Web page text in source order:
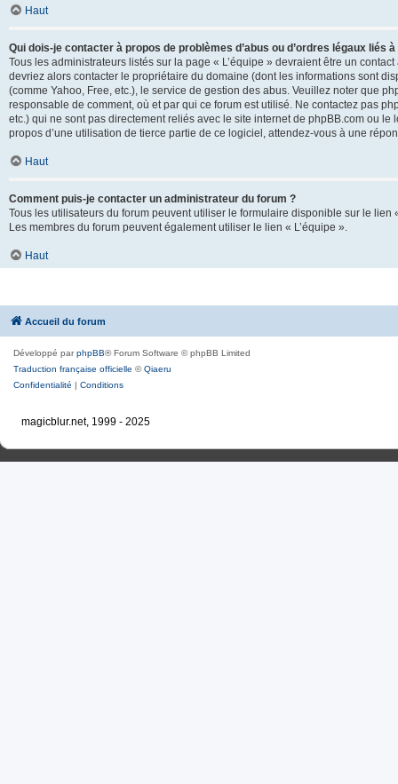
Haut
Qui dois-je contacter à propos de problèmes d’abus ou d’ordres légaux liés
Tous les administrateurs listés sur la page « L’équipe » devraient être un
devriez alors contacter le propriétaire du domaine (dont les informations sont
(comme Yahoo, Free, etc.), le service de gestion des abus. Veuillez noter que
responsable de comment, où et par qui ce forum est utilisé. Ne contactez pas
etc.) qui ne sont pas directement reliés avec le site internet de phpBB.com ou
propos d’une utilisation de tierce partie de ce logiciel, attendez-vous à une
Haut
Comment puis-je contacter un administrateur du forum ?
Tous les utilisateurs du forum peuvent utiliser le formulaire disponible sur le
Les membres du forum peuvent également utiliser le lien « L’équipe ».
Haut
Accueil du forum
Développé parphpBB® Forum Software © phpBB Limited
Traduction française officielle ©Qiaeru
Confidentialité | Conditions
magicblur.net, 1999 - 2025